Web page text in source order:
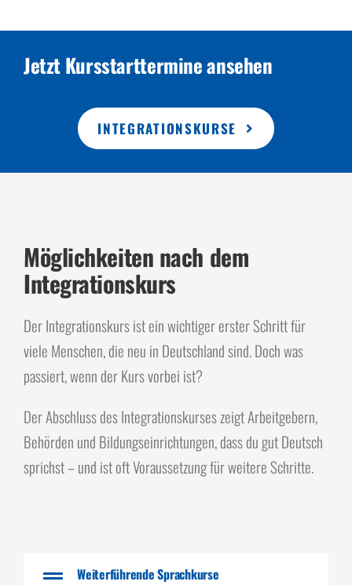
Jetzt Kursstarttermine ansehen
INTEGRATIONSKURSE
Möglichkeiten nach dem
Integrationskurs
Der Integrationskurs ist ein wichtiger erster Schritt für
viele Menschen, die neu in Deutschland sind. Doch was
passiert, wenn der Kurs vorbei ist?
Der Abschluss des Integrationskurses zeigt Arbeitgebern,
Behörden und Bildungseinrichtungen, dass du gut Deutsch
sprichst – und ist oft Voraussetzung für weitere Schritte.
Weiterführende Sprachkurse